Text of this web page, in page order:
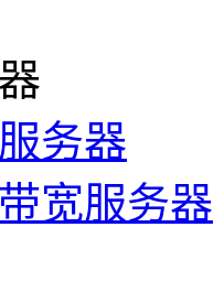
务器
宽服务器